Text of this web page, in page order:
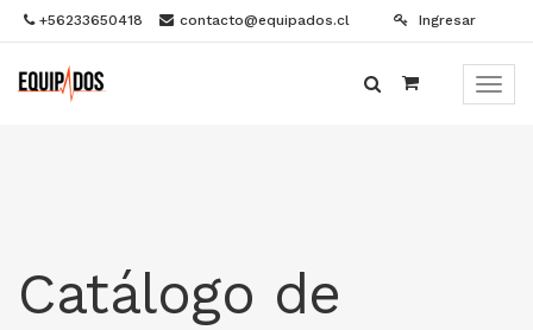
+56233650418 contacto@equipados.cl Ingresar
Menú
Catálogo de